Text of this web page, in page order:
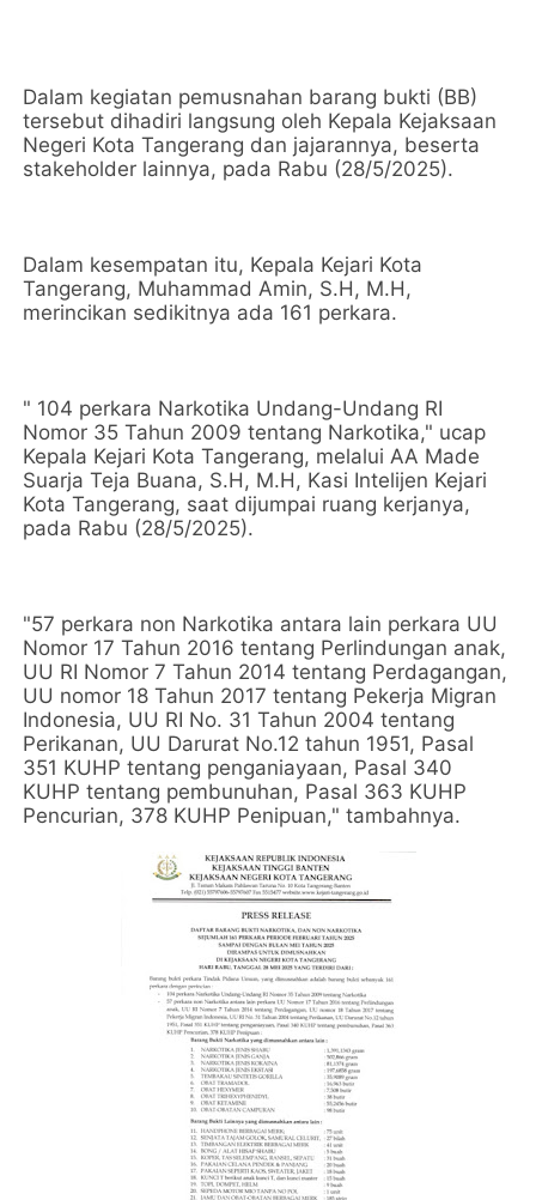
Dalam kegiatan pemusnahan barang bukti (BB)
tersebut dihadiri langsung oleh Kepala Kejaksaan
Negeri Kota Tangerang dan jajarannya, beserta
stakeholder lainnya, pada Rabu (28/5/2025).
Dalam kesempatan itu, Kepala Kejari Kota
Tangerang, Muhammad Amin, S.H, M.H,
merincikan sedikitnya ada 161 perkara.
" 104 perkara Narkotika Undang-Undang RI
Nomor 35 Tahun 2009 tentang Narkotika," ucap
Kepala Kejari Kota Tangerang, melalui AA Made
Suarja Teja Buana, S.H, M.H, Kasi Intelijen Kejari
Kota Tangerang, saat dijumpai ruang kerjanya,
pada Rabu (28/5/2025).
"57 perkara non Narkotika antara lain perkara UU
Nomor 17 Tahun 2016 tentang Perlindungan anak,
UU RI Nomor 7 Tahun 2014 tentang Perdagangan,
UU nomor 18 Tahun 2017 tentang Pekerja Migran
Indonesia, UU RI No. 31 Tahun 2004 tentang
Perikanan, UU Darurat No.12 tahun 1951, Pasal
351 KUHP tentang penganiayaan, Pasal 340
KUHP tentang pembunuhan, Pasal 363 KUHP
Pencurian, 378 KUHP Penipuan," tambahnya.